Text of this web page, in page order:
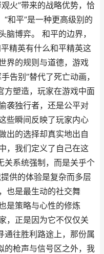
火”带来的战略优势，恰
“和平”是一种更高级别的
脑博弈。 和平的边界，
精英有什么和平精英这
界的规则与道德，游戏
告别”替代了死亡动画，
方塑造，玩家在游戏中面
袭独行者，还是公平对
些瞬间反映了玩家内心
出的选择却真实地出自
，我们定义了自己在这
关系统强制，而是关乎个
供的体验是复杂而多层
也是最生动的社交舞
是策略与心性的修炼
，正是因为它不仅仅关
通往胜利路途上，那份属
的枪声与信号区之外，我